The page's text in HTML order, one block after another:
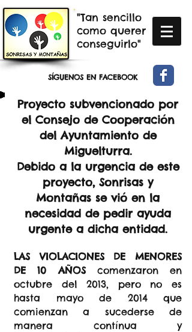
"Tan sencillo
como querer
conseguirlo"
SÍGUENOS EN FACEBOOK
Proyecto subvencionado por
el Consejo de Cooperación
del Ayuntamiento de
Miguelturra.
Debido a la urgencia de este
proyecto, Sonrisas y
Montañas se vió en la
necesidad de pedir ayuda
urgente a dicha entidad.
LAS VIOLACIONES DE MENORES
DE 10 AÑOScomenzaron en
octubre del 2013, pero no es
hasta mayo de 2014 que
comienzan a sucederse de
manera contínua y